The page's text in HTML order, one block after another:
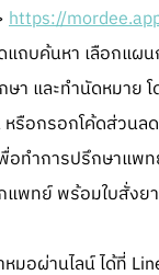
https://
ถบค้นหา เลือกแผ
และทำนัดหมาย
หรือกรอกโค้ดส่วนล
อทำการปรึกษาแพ
พทย์ พร้อมใบสั่งย
มอผ่านไลน์ ได้ที่